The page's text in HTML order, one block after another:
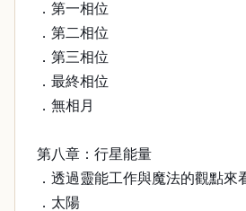
．第一相位
．第二相位
．第三相位
．最終相位
．無相月
第八章：行星能量
．透過靈能工作與魔法的觀點來
．太陽